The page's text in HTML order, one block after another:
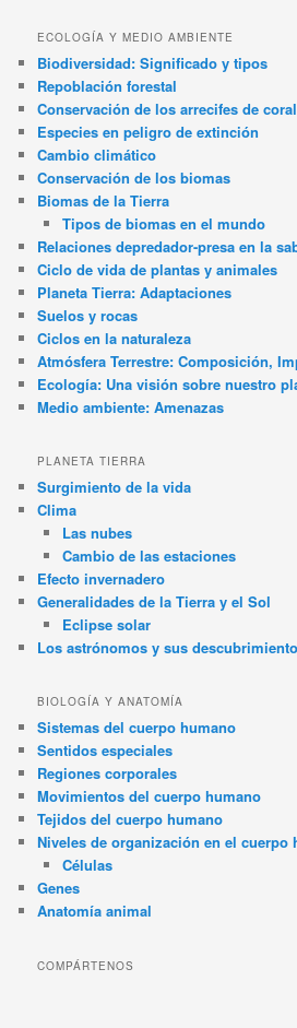
ECOLOGÍA Y MEDIO AMBIENTE
Biodiversidad: Significado y tipos
Repoblación forestal
Conservación de los arrecifes de coral
Especies en peligro de extinción
Cambio climático
Conservación de los biomas
Biomas de la Tierra
Tipos de biomas en el mundo
Relaciones depredador-presa en la
Ciclo de vida de plantas y animales
Planeta Tierra: Adaptaciones
Suelos y rocas
Ciclos en la naturaleza
Atmósfera Terrestre: Composición,
Ecología: Una visión sobre nuestro
Medio ambiente: Amenazas
PLANETA TIERRA
Surgimiento de la vida
Clima
Las nubes
Cambio de las estaciones
Efecto invernadero
Generalidades de la Tierra y el Sol
Eclipse solar
Los astrónomos y sus
BIOLOGÍA Y ANATOMÍA
Sistemas del cuerpo humano
Sentidos especiales
Regiones corporales
Movimientos del cuerpo humano
Tejidos del cuerpo humano
Niveles de organización en el cuerpo
Células
Genes
Anatomía animal
COMPÁRTENOS